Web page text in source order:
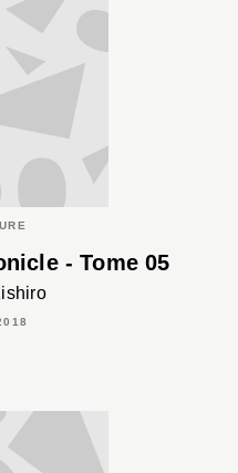
- Tome 05